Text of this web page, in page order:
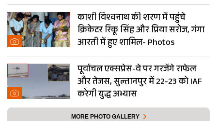
काशी विश्वनाथ की शरण में पहुंचे
क्रिकेटर रिंकू सिंह और प्रिया सरोज, गंगा
आरती में हुए शामिल- Photos
पूर्वांचल एक्सप्रेस-वे पर गरजेंगे राफेल
और तेजस, सुल्तानपुर में 22-23 को IAF
करेगी युद्ध अभ्यास
MORE PHOTO GALLERY